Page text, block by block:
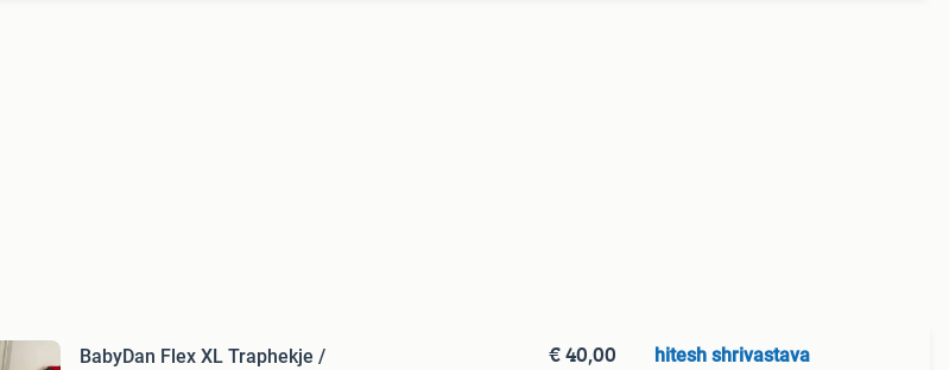
BabyDan Flex XL Traphekje /
€ 40,00 hitesh shrivastava